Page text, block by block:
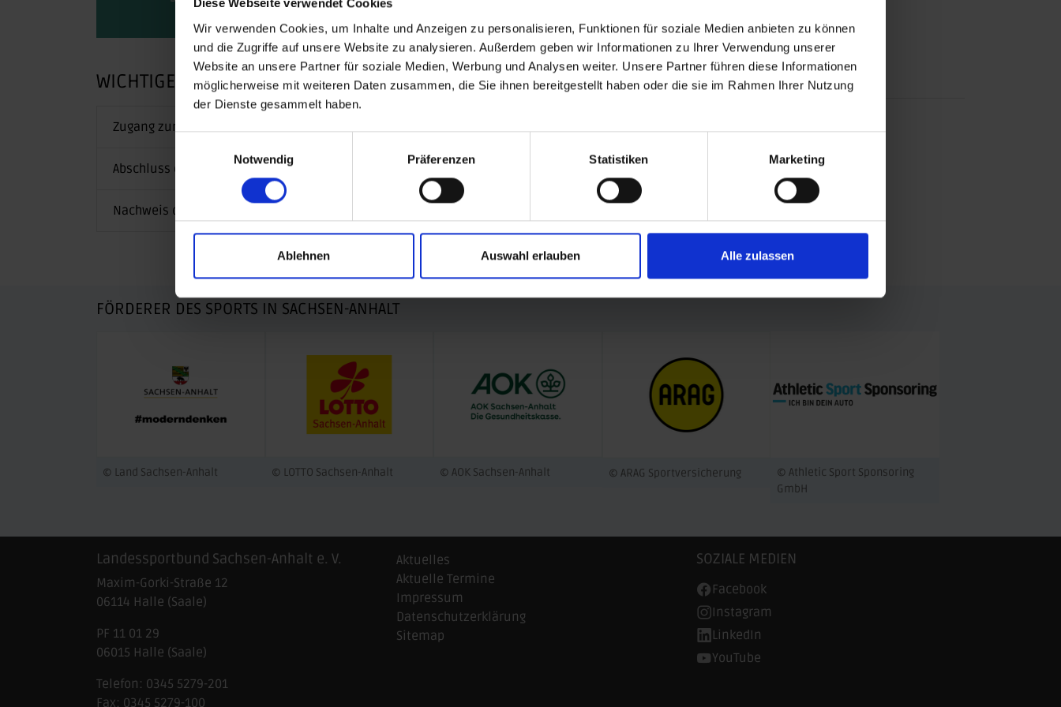
Diese Webseite verwendet Cookies
Wir verwenden Cookies, um Inhalte und Anzeigen zu personalisieren, Funktionen für soziale Medien anbieten zu können
und die Zugriffe auf unsere Website zu analysieren. Außerdem geben wir Informationen zu Ihrer Verwendung unserer
Website an unsere Partner für soziale Medien, Werbung und Analysen weiter. Unsere Partner führen diese Informationen
möglicherweise mit weiteren Daten zusammen, die Sie ihnen bereitgestellt haben oder die sie im Rahmen Ihrer Nutzung
der Dienste gesammelt haben.
Notwendig
Präferenzen Statistiken Marketing
Ablehnen Auswahl erlauben Alle zulassen
WICHTIGE HINWEISE
Zugang zur Vereinsverwaltungsdatenbank LSB4Sports
Abschluss der Bestandserhebung
Nachweis der Gemeinnützigkeit
Kreis- und Stadtsportbünde
Landesfachverbände
mail
FÖRDERER DES SPORTS IN SACHSEN-ANHALT
© Land Sachsen-Anhalt © LOTTO Sachsen-Anhalt © AOK Sachsen-Anhalt © ARAG Sportversicherung
© Athletic Sport Sponsoring
GmbH
Landessportbund Sachsen-Anhalt e. V.
Maxim-Gorki-Straße 12
06114 Halle (Saale)
PF 11 01 29
06015 Halle (Saale)
Telefon: 0345 5279-201
Fax: 0345 5279-100
Aktuelles
Aktuelle Termine
Impressum
Datenschutzerklärung
Sitemap
SOZIALE MEDIEN
Facebook
Instagram
LinkedIn
YouTube